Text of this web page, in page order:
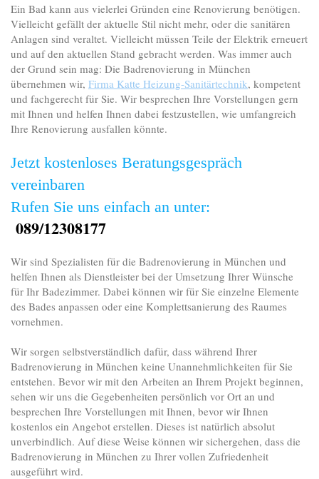
Ein Bad kann aus vielerlei Gründen eine Renovierung benötigen.
Vielleicht gefällt der aktuelle Stil nicht mehr, oder die sanitären
Anlagen sind veraltet. Vielleicht müssen Teile der Elektrik erneuert
und auf den aktuellen Stand gebracht werden. Was immer auch
der Grund sein mag: Die Badrenovierung in München
übernehmen wir, Firma Katte Heizung-Sanitärtechnik, kompetent
und fachgerecht für Sie. Wir besprechen Ihre Vorstellungen gern
mit Ihnen und helfen Ihnen dabei festzustellen, wie umfangreich
Ihre Renovierung ausfallen könnte.
Jetzt kostenloses Beratungsgespräch
vereinbaren
Rufen Sie uns einfach an unter:
089/12308177
Wir sind Spezialisten für die Badrenovierung in München und
helfen Ihnen als Dienstleister bei der Umsetzung Ihrer Wünsche
für Ihr Badezimmer. Dabei können wir für Sie einzelne Elemente
des Bades anpassen oder eine Komplettsanierung des Raumes
vornehmen.
Wir sorgen selbstverständlich dafür, dass während Ihrer
Badrenovierung in München keine Unannehmlichkeiten für Sie
entstehen. Bevor wir mit den Arbeiten an Ihrem Projekt beginnen,
sehen wir uns die Gegebenheiten persönlich vor Ort an und
besprechen Ihre Vorstellungen mit Ihnen, bevor wir Ihnen
kostenlos ein Angebot erstellen. Dieses ist natürlich absolut
unverbindlich. Auf diese Weise können wir sichergehen, dass die
Badrenovierung in München zu Ihrer vollen Zufriedenheit
ausgeführt wird.